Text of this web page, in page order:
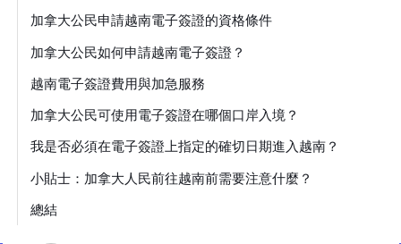
加拿大公民申請越南電子簽證的資格條件
加拿大公民如何申請越南電子簽證？
越南電子簽證費用與加急服務
加拿大公民可使用電子簽證在哪個口岸入境？
我是否必須在電子簽證上指定的確切日期進入越南？
小貼士：加拿大人民前往越南前需要注意什麼？
總結